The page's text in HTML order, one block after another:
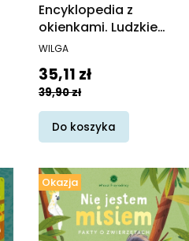
Encyklopedia z
okienkami. Ludzkie
ciało. Encyklopedia z
PRODUCENT
WILGA
Cena promocyjna
35,11 zł
39,90 zł
Do koszyka
Okazja